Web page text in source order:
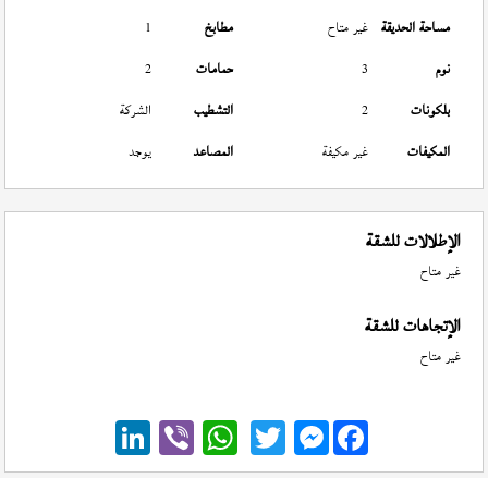
مساحة الحديقة غير متاح مطابخ
1
نوم
3 حمامات
2
بلكونات
2 التشطيب
الشركة
المكيفات
غير مكيفة المصاعد يوجد
الإطلالات للشقة
غير متاح
الإتجاهات للشقة
غير متاح
Messenger